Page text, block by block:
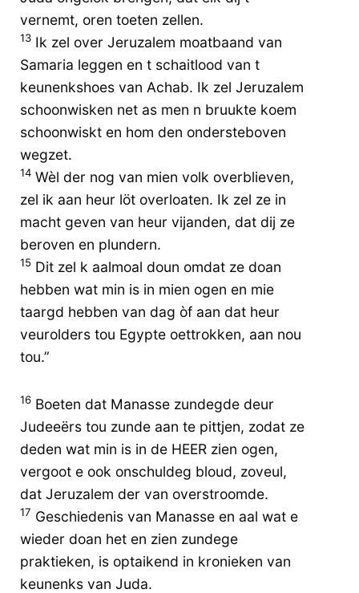
vernemt, oren toeten zellen.
13 Ik zel over Jeruzalem moatbaand van
Samaria leggen en t schaitlood van t
keunenkshoes van Achab. Ik zel Jeruzalem
schoonwisken net as men n bruukte koem
schoonwiskt en hom den ondersteboven
wegzet.
14 Wèl der nog van mien volk overblieven,
zel ik aan heur löt overloaten. Ik zel ze in
macht geven van heur vijanden, dat dij ze
beroven en plundern.
15 Dit zel k aalmoal doun omdat ze doan
hebben wat min is in mien ogen en mie
taargd hebben van dag òf aan dat heur
veurolders tou Egypte oettrokken, aan nou
tou.”
16 Boeten dat Manasse zundegde deur
Judeeërs tou zunde aan te pittjen, zodat ze
deden wat min is in de HEER zien ogen,
vergoot e ook onschuldeg bloud, zoveul,
dat Jeruzalem der van overstroomde.
17 Geschiedenis van Manasse en aal wat e
wieder doan het en zien zundege
praktieken, is optaikend in kronieken van
keunenks van Juda.